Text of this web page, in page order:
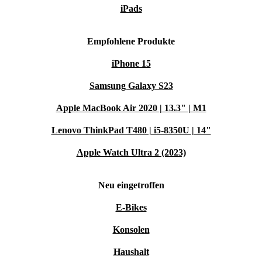
leicht zugänglich, sodass der Filter schnell gewechselt
Komfortable Ablage für weiteres Equipment wie Eimer
Einfaches Handling und Entleeren durch ergonomischen
Hohe Ergonomie durch Dreifachverstellung.
iPads
Empfohlene Produkte
iPhone 15
Samsung Galaxy S23
Apple MacBook Air 2020 | 13.3" | M1
Lenovo ThinkPad T480 | i5-8350U | 14"
Apple Watch Ultra 2 (2023)
Neu eingetroffen
E-Bikes
Konsolen
Haushalt